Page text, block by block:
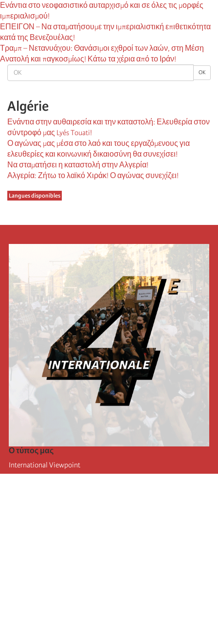
OK OK
Algérie
Ενάντια στην αυθαιρεσία και την καταστολή: Ελευθερία στον
σύντροφό μας Lyés Touati!
Ο αγώνας μας μέσα στο λαό και τους εργαζόμενους για
ελευθερίες και κοινωνική δικαιοσύνη θα συνεχίσει!
Να σταματήσει η καταστολή στην Αλγερία!
Αλγερία: Ζήτω το λαϊκό Χιράκ! Ο αγώνας συνεχίζει!
Langues disponibles
Ενάντια στο νεοφασιστικό αυταρχισμό και σε όλες τις μορφές
ιμπεριαλισμού!
ΕΠΕΙΓΟΝ – Να σταματήσουμε την ιμπεριαλιστική επιθετικότητα
κατά της Βενεζουέλας!
Τραμπ – Νετανυάχου: Θανάσιμοι εχθροί των λαών, στη Μέση
Ανατολή και παγκοσμίως! Κάτω τα χέρια από το Ιράν!
Ο τύπος μας
International Viewpoint